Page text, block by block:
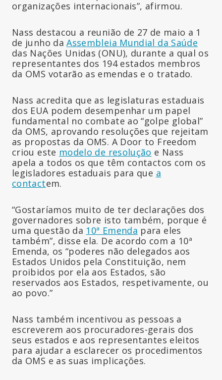
organizações internacionais”, afirmou.
Nass destacou a reunião de 27 de maio a 1
de junho daAssembleia Mundial da Saúde
das Nações Unidas (ONU), durante a qual os
representantes dos 194 estados membros
da OMS votarão as emendas e o tratado.
Nass acredita que as legislaturas estaduais
dos EUA podem desempenhar um papel
fundamental no combate ao “golpe global”
da OMS, aprovando resoluções que rejeitam
as propostas da OMS. A Door to Freedom
criou este modelo de resolução e Nass
apela a todos os que têm contactos com os
legisladores estaduais para que a
contactem.
“Gostaríamos muito de ter declarações dos
governadores sobre isto também, porque é
uma questão da 10ª Emenda para eles
também”, disse ela. De acordo com a 10ª
Emenda, os “poderes não delegados aos
Estados Unidos pela Constituição, nem
proibidos por ela aos Estados, são
reservados aos Estados, respetivamente, ou
ao povo.”
Nass também incentivou as pessoas a
escreverem aos procuradores-gerais dos
seus estados e aos representantes eleitos
para ajudar a esclarecer os procedimentos
da OMS e as suas implicações.